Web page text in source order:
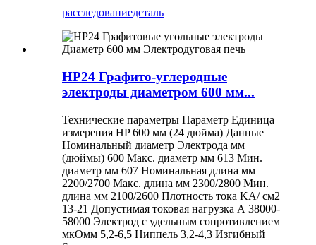
расследованиедеталь
HP24 Графито-углеродные
электроды диаметром 600 мм...
Технические параметры Параметр Единица
измерения HP 600 мм (24 дюйма) Данные
Номинальный диаметр Электрода мм
(дюймы) 600 Макс. диаметр мм 613 Мин.
диаметр мм 607 Номинальная длина мм
2200/2700 Макс. длина мм 2300/2800 Мин.
длина мм 2100/2600 Плотность тока KA/ см2
13-21 Допустимая токовая нагрузка А 38000-
58000 Электрод с удельным сопротивлением
мкОмм 5,2-6,5 Ниппель 3,2-4,3 Изгибный